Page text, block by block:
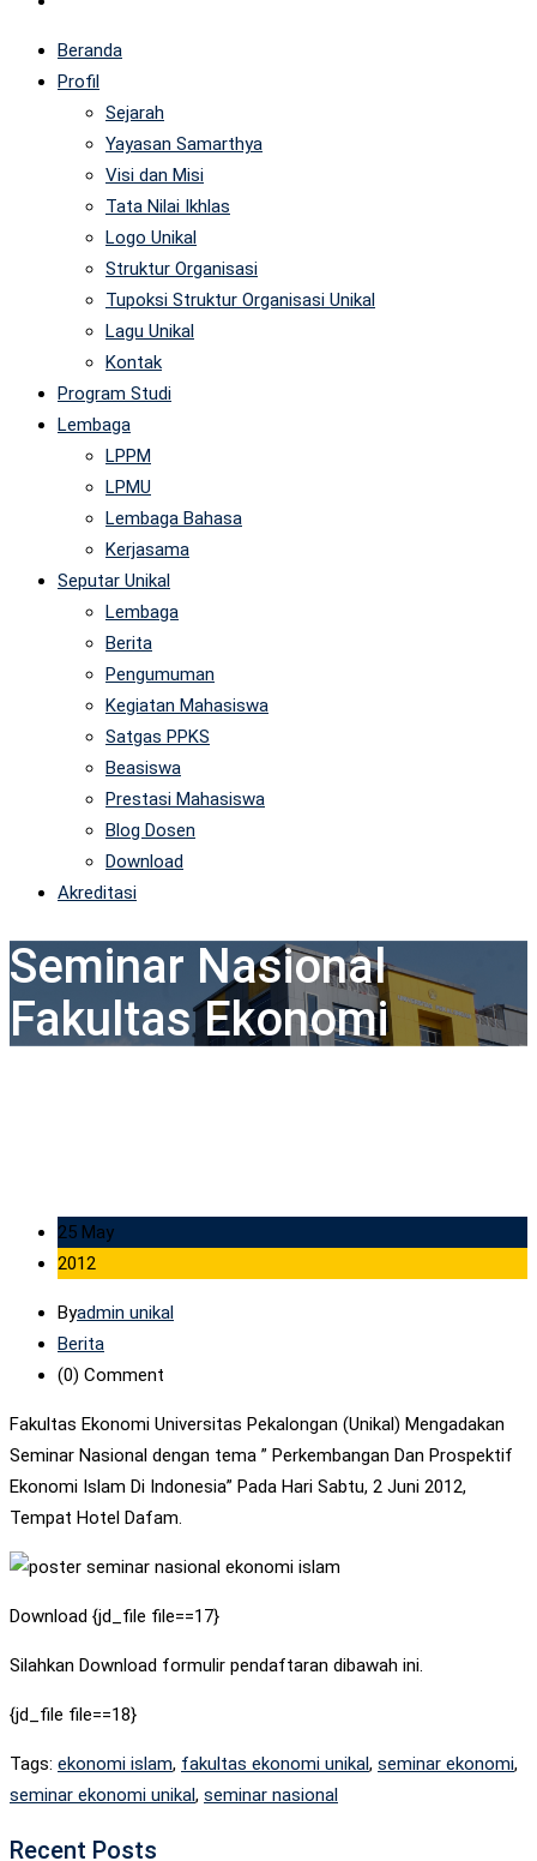
Beranda
Profil
Sejarah
Yayasan Samarthya
Visi dan Misi
Tata Nilai Ikhlas
Logo Unikal
Struktur Organisasi
Tupoksi Struktur Organisasi Unikal
Lagu Unikal
Kontak
Program Studi
Lembaga
LPPM
LPMU
Lembaga Bahasa
Kerjasama
Seputar Unikal
Lembaga
Berita
Pengumuman
Kegiatan Mahasiswa
Satgas PPKS
Beasiswa
Prestasi Mahasiswa
Blog Dosen
Download
Akreditasi
Seminar Nasional
Fakultas Ekonomi
25 May
2012
Byadmin unikal
Berita
(0) Comment
Fakultas Ekonomi Universitas Pekalongan (Unikal) Mengadakan
Seminar Nasional dengan tema ” Perkembangan Dan Prospektif
Ekonomi Islam Di Indonesia” Pada Hari Sabtu, 2 Juni 2012,
Tempat Hotel Dafam.
Download {jd_file file==17}
Silahkan Download formulir pendaftaran dibawah ini.
{jd_file file==18}
Tags: ekonomi islam, fakultas ekonomi unikal, seminar ekonomi,
seminar ekonomi unikal, seminar nasional
Recent Posts